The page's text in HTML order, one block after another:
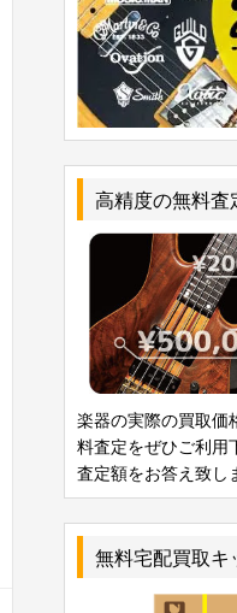
高精度の無料査
楽器の実際の買取価
料査定をぜひご利用
査定額をお答え致し
無料宅配買取キ